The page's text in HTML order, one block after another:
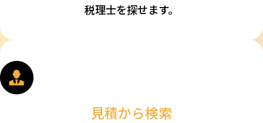
税理士を探せます。
見積から検索